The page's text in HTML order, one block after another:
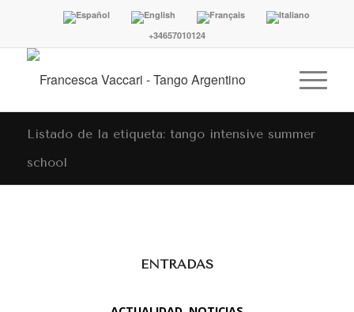
+34657010124
Listado de la etiqueta: tango intensive summer
school
ENTRADAS